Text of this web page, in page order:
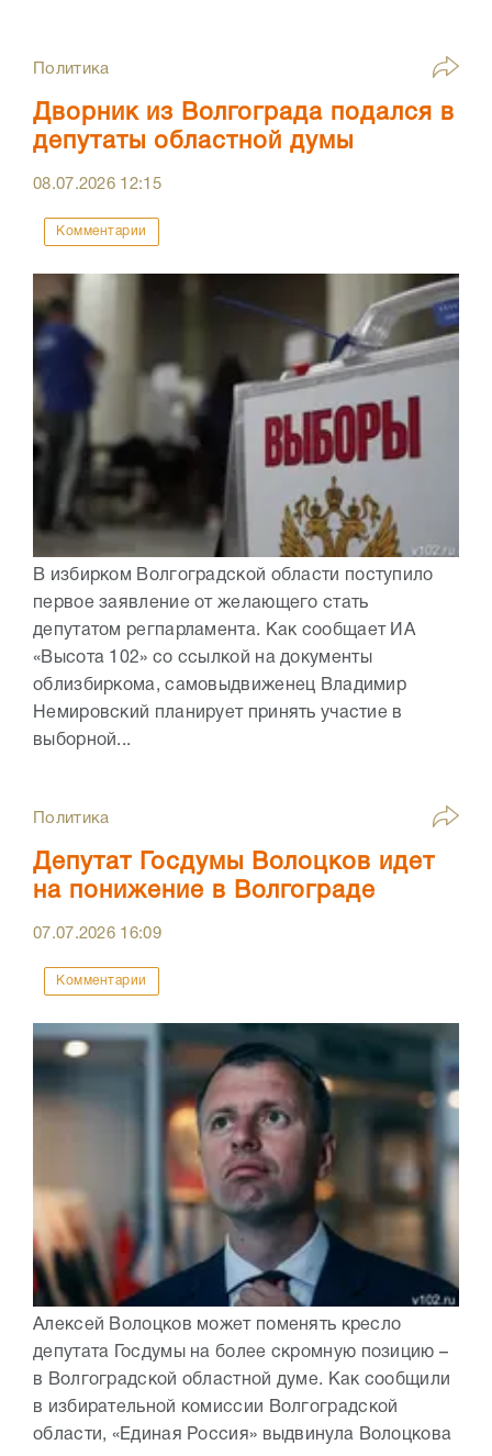
Политика
Дворник из Волгограда подался в
депутаты областной думы
08.07.2026 12:15
Комментарии
В избирком Волгоградской области поступило
первое заявление от желающего стать
депутатом регпарламента. Как сообщает ИА
«Высота 102» со ссылкой на документы
облизбиркома, самовыдвиженец Владимир
Немировский планирует принять участие в
выборной...
Политика
Депутат Госдумы Волоцков идет
на понижение в Волгограде
07.07.2026 16:09
Комментарии
Алексей Волоцков может поменять кресло
депутата Госдумы на более скромную позицию –
в Волгоградской областной думе. Как сообщили
в избирательной комиссии Волгоградской
области, «Единая Россия» выдвинула Волоцкова